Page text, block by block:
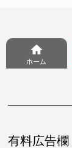
有料広告欄
ホーム